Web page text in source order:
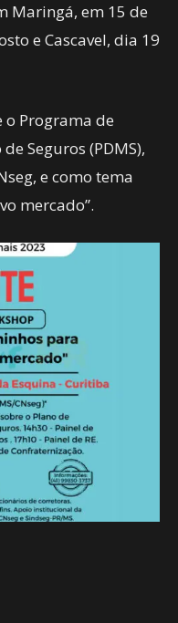
Maringá, em 15 de
e Cascavel, dia 19
o Programa de
Seguros (PDMS),
e como tema
mercado”.